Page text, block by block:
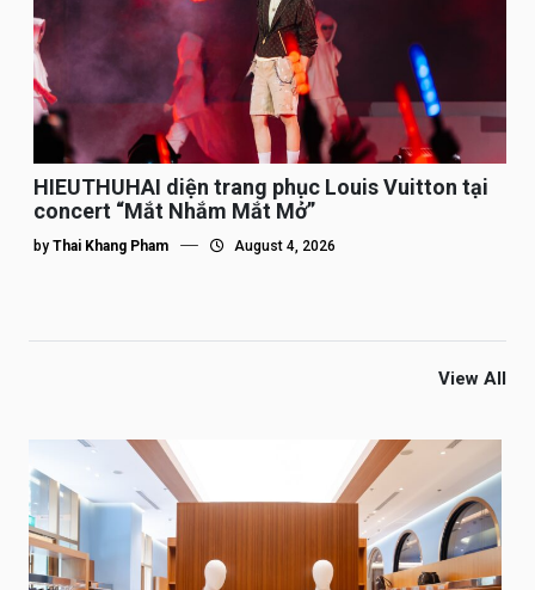
HIEUTHUHAI diện trang phục Louis Vuitton tại
concert “Mắt Nhắm Mắt Mở”
by Thai Khang Pham August 4, 2026
View All